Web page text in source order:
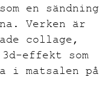
en sändning
Verken är
collage,
effekt som
i matsalen på